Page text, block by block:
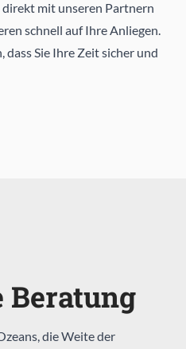
mit unseren Partnern
schnell auf Ihre Anliegen.
dass Sie Ihre Zeit sicher und
Beratung
die Weite der